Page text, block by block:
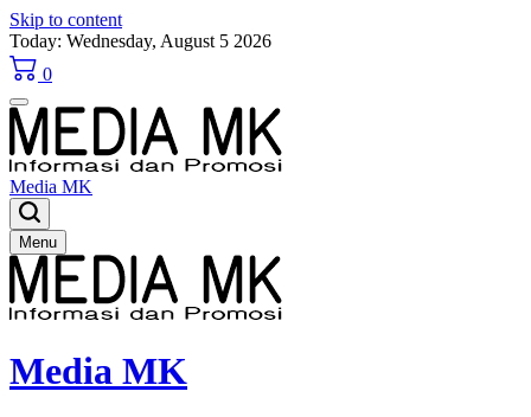
Skip to content
Today: Wednesday, August 5 2026
0
Media MK
Menu
Media MK